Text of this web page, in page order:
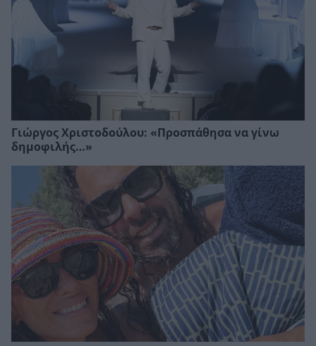
Γιώργος Χριστοδούλου: «Προσπάθησα να γίνω
δημοφιλής…»